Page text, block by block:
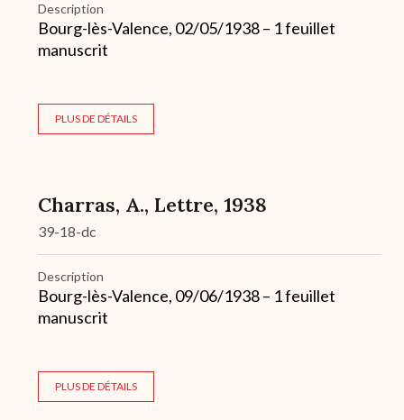
Description
Bourg-lès-Valence, 02/05/1938 – 1 feuillet
manuscrit
PLUS DE DÉTAILS
Charras, A., Lettre, 1938
39-18-dc
Description
Bourg-lès-Valence, 09/06/1938 – 1 feuillet
manuscrit
PLUS DE DÉTAILS